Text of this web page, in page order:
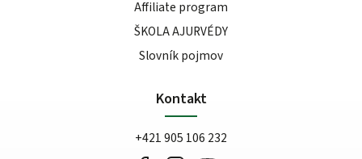
Affiliate program
ŠKOLA AJURVÉDY
Slovník pojmov
Kontakt
+421 905 106 232